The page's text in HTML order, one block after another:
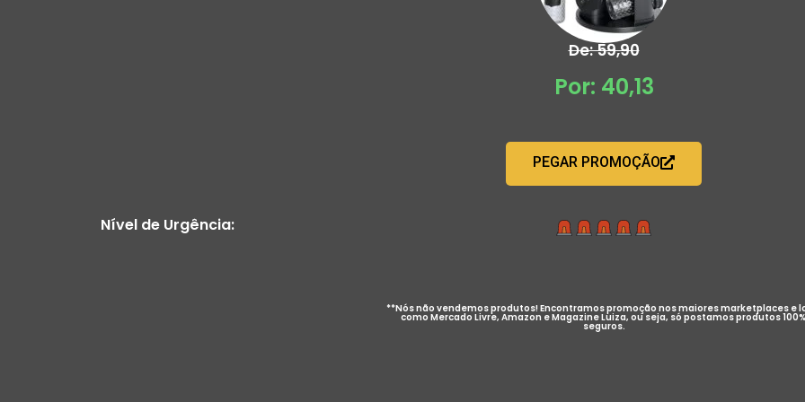
De: 59,90
Por: 40,13
PEGAR PROMOÇÃO
Nível de Urgência:
**Nós não vendemos produtos! Encontramos promoção nos maiores marketplaces e
como Mercado Livre, Amazon e Magazine Luiza, ou seja, só postamos produtos 100%
seguros.